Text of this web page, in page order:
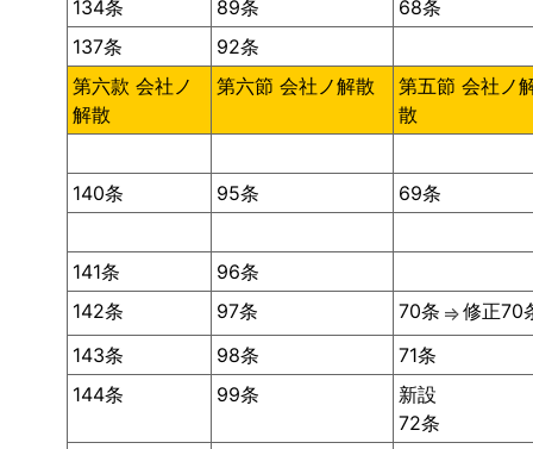
134条 89条
68条
137条
92条
第六款 会社ノ
解散
第六節 会社ノ解散
第五節 会社ノ
散
140条 95条 69条
141条
96条
142条
97条 70条 ⇒修正70
143条
98条
71条
144条
99条
新設
72条